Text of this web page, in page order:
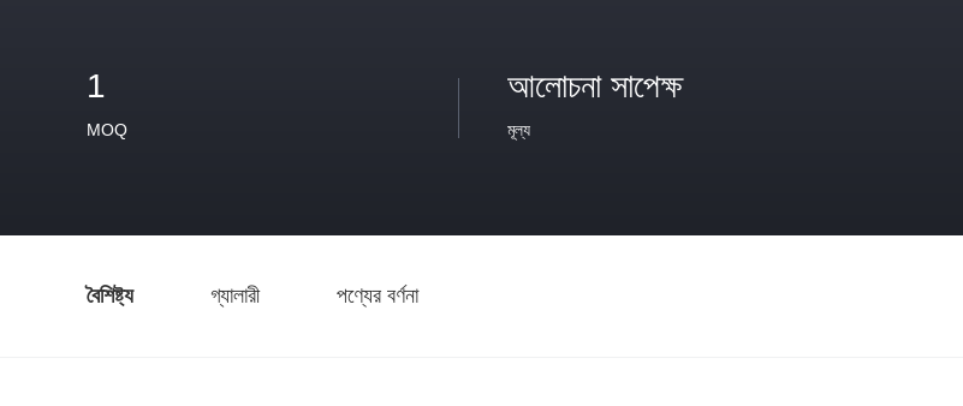
1
MOQ
আলোচনা সাপেক্ষ
মূল্য
বৈশিষ্ট্য গ্যালারী পণ্যের বর্ণনা